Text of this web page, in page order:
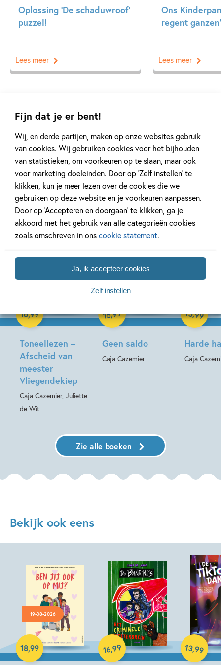
Fijn dat je er bent!
Wij, en derde partijen, maken op onze websites gebruik
van cookies. Wij gebruiken cookies voor het bijhouden
van statistieken, om voorkeuren op te slaan, maar ook
voor marketing doeleinden. Door op ‘Zelf instellen’ te
klikken, kun je meer lezen over de cookies die we
gebruiken op deze website en je voorkeuren aanpassen.
Door op ‘Accepteren en doorgaan’ te klikken, ga je
akkoord met het gebruik van alle categorieën cookies
zoals omschreven in onscookie statement.
Ja, ik accepteer cookies
Zelf instellen
Oplossing ‘De schaduwroof’
puzzel!
Lees meer
Ons
regent ganzen’
Lees meer
Meer van deze auteur
Toneellezen –
Afscheid van
meester
Vliegendekiep
Caja Cazemier, Juliette
de Wit
16,99
Hardcover
Geen saldo
Caja Cazemier
15,99
Paperback
Harde
Caja
15,99
Zie alle boeken
Bekijk ook eens
19-08-2026
18,99
Hardcover 16,99
Hardcover 13,99
Hardcover